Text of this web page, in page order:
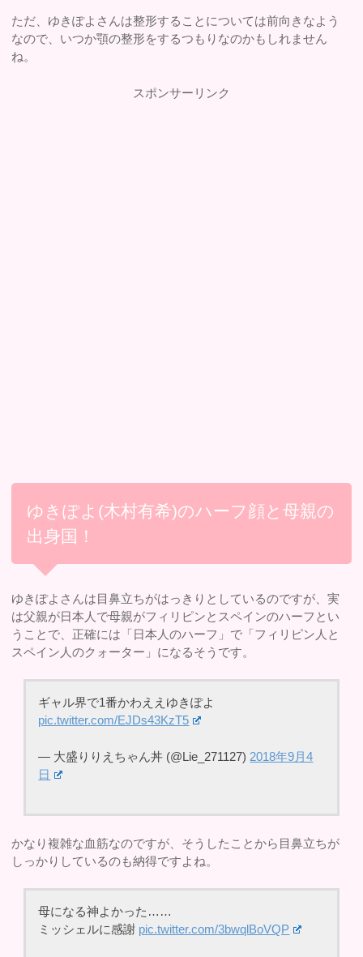
ただ、ゆきぽよさんは整形することについては前向きなよう
なので、いつか顎の整形をするつもりなのかもしれません
ね。
スポンサーリンク
ゆきぽよ(木村有希)のハーフ顔と母親の
出身国！
ゆきぽよさんは目鼻立ちがはっきりとしているのですが、実
は父親が日本人で母親がフィリピンとスペインのハーフとい
うことで、正確には「日本人のハーフ」で「フィリピン人と
スペイン人のクォーター」になるそうです。
ギャル界で1番かわええゆきぽよ
pic.twitter.com/EJDs43KzT5
— 大盛りりえちゃん丼 (@Lie_271127) 2018年9月4
日
かなり複雑な血筋なのですが、そうしたことから目鼻立ちが
しっかりしているのも納得ですよね。
母になる神よかった……
ミッシェルに感謝 pic.twitter.com/3bwqlBoVQP